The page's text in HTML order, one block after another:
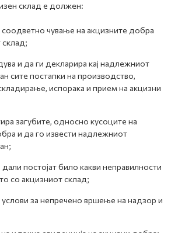
склад е должен:
чување на акцизните добра
склад;
и да ги декларира кај надлежниот
сите постапки на производство,
испорака и прием на акцизни
загубите, односно кусоците на
и да го извести надлежниот
постојат било какви неправилности
со акцизниот склад;
за непречено вршење на надзор и